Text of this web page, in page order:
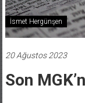
İsmet Hergünşen
20 Ağustos 2023
Son